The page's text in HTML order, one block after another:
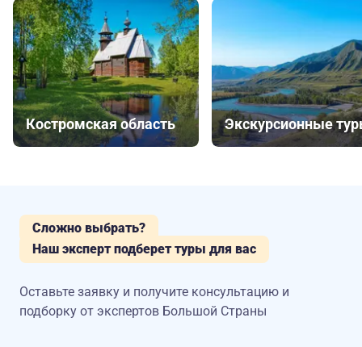
Костромская область Экскурсионные
Сложно выбрать?
Наш эксперт подберет туры для вас
Оставьте заявку и получите консультацию и
подборку от экспертов Большой Страны